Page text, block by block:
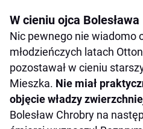
W cieniu ojca Bolesława
Nic pewnego nie wiadomo
młodzieńczych latach
pozostawał w cieniu
Mieszka. Nie miał
objęcie władzy
Bolesław Chrobry na